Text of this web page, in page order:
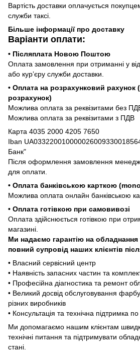
Вартість доставки оплачується
служби таксі.
Більше інформації про доставку
Варіанти оплати:
• Післяплата Новою Поштою
Оплата замовлення при отриманні у
або курʼєру служби доставки.
• Оплата на розрахунковий рахунок
розрахунок)
Можлива оплата за реквізитами без
Можлива оплата за реквізитами з ПДВ
Карта 4035 2000 4205 7650
Iban
Банк"
Після оформлення замовлення
для оплати.
• Оплата банківською карткою
Можлива оплата онлайн банківською
• Оплата готівкою при самовивозі
Оплата здійснюється готівкою при
магазині.
Ми надаємо гарантію на обладнання
повний супровід наших клієнтів
• Власний сервісний центр
• Наявність запасних частин та
• Професійна діагностика та ремонт
• Великий досвід обслуговування
різних виробників
• Консультація та технічна підтримка
Ми допомагаємо нашим клієнтам
технічні питання та підтримувати
стані.